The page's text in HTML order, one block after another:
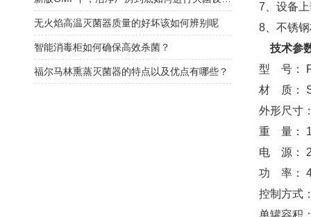
7、设备
8、不锈
技术参
型 号：
材 质：
外形尺寸
重 量：
电 源：
功 率：
控制方式
单罐容积
无火焰高温灭菌器质量的好坏该如何辨别呢
智能消毒柜如何确保高效杀菌？
福尔马林熏蒸灭菌器的特点以及优点有哪些？